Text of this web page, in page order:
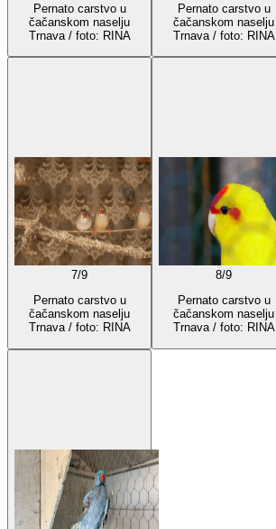
Pernato carstvo u
čačanskom naselju
Trnava / foto: RINA
Pernato carstvo u
čačanskom naselju
Trnava / foto: RINA
7/9
Pernato carstvo u
čačanskom naselju
Trnava / foto: RINA
8/9
Pernato carstvo u
čačanskom naselju
Trnava / foto: RINA